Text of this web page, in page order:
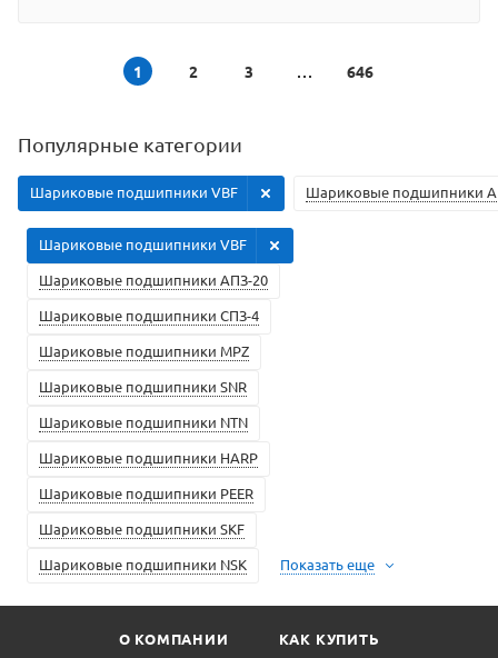
1 2 3 646
Популярные категории
Шариковые подшипники
Шариковые подшипники VBF
Шариковые подшипники АПЗ-20
Шариковые подшипники СПЗ-4
Шариковые подшипники MPZ
Шариковые подшипники VBF
Шариковые подшипники SNR
Шариковые подшипники NTN
Шариковые подшипники HARP
Шариковые подшипники PEER
Шариковые подшипники SKF
Шариковые подшипники NSK
Показать еще
О КОМПАНИИ КАК КУПИТЬ